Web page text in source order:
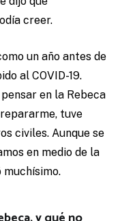
creer.
un año antes de
al COVID-19.
en la Rebeca
tuve
civiles. Aunque se
en medio de la
muchísimo.